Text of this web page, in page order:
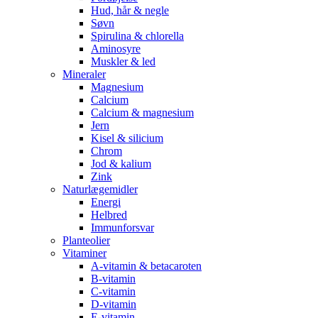
Hud, hår & negle
Søvn
Spirulina & chlorella
Aminosyre
Muskler & led
Mineraler
Magnesium
Calcium
Calcium & magnesium
Jern
Kisel & silicium
Chrom
Jod & kalium
Zink
Naturlægemidler
Energi
Helbred
Immunforsvar
Planteolier
Vitaminer
A-vitamin & betacaroten
B-vitamin
C-vitamin
D-vitamin